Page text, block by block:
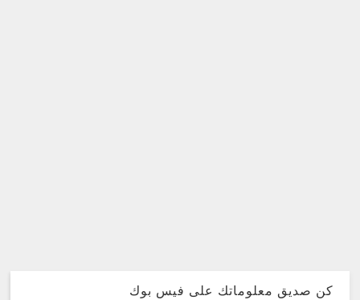
كن صديق معلوماتك على فيس بوك